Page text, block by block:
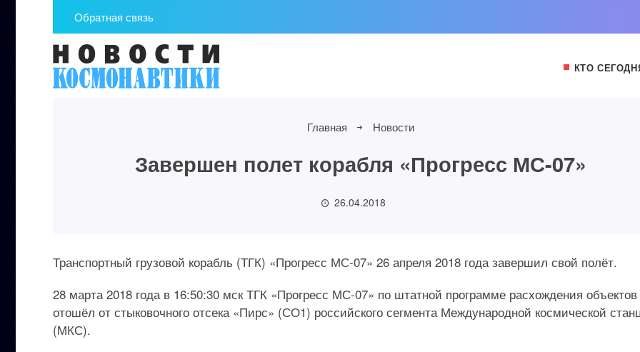
Обратная связь
КТО
Главная Новости
Завершен полет корабля «Прогресс МС-07»
26.04.2018
Транспортный грузовой корабль (ТГК) «Прогресс МС-07» 26 апреля 2018 года завершил свой полёт.
28 марта 2018 года в 16:50:30 мск ТГК «Прогресс МС-07» по штатной программе расхождения объектов
отошёл от стыковочного отсека «Пирс» (СО1) российского сегмента Международной космической
(МКС).